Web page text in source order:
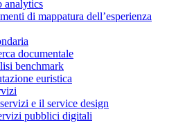
analytics
di mappatura dell’esperienza
documentale
benchmark
euristica
e il service design
pubblici digitali